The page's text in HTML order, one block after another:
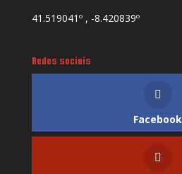
41.519041º , -8.420839º
Redes sociais
Facebook